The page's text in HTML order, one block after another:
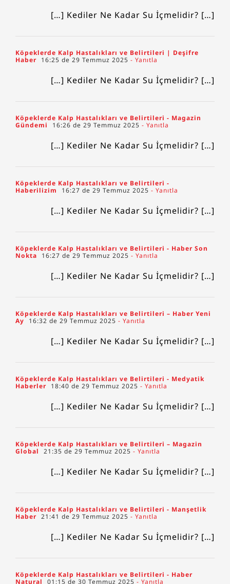
[…] Kediler Ne Kadar Su İçmelidir? […]
Köpeklerde Kalp Hastalıkları ve Belirtileri | Deşifre
Haber 16:25 de 29 Temmuz 2025 - Yanıtla
[…] Kediler Ne Kadar Su İçmelidir? […]
Köpeklerde Kalp Hastalıkları ve Belirtileri - Magazin
Gündemi
16:26 de 29 Temmuz 2025 - Yanıtla
[…] Kediler Ne Kadar Su İçmelidir? […]
Köpeklerde Kalp Hastalıkları ve Belirtileri -
Haberilizim
16:27 de 29 Temmuz 2025 - Yanıtla
[…] Kediler Ne Kadar Su İçmelidir? […]
Köpeklerde Kalp Hastalıkları ve Belirtileri - Haber Son
Nokta
16:27 de 29 Temmuz 2025 - Yanıtla
[…] Kediler Ne Kadar Su İçmelidir? […]
Köpeklerde Kalp Hastalıkları ve Belirtileri – Haber Yeni
Ay
16:32 de 29 Temmuz 2025 - Yanıtla
[…] Kediler Ne Kadar Su İçmelidir? […]
Köpeklerde Kalp Hastalıkları ve Belirtileri - Medyatik
Haberler 18:40 de 29 Temmuz 2025 - Yanıtla
[…] Kediler Ne Kadar Su İçmelidir? […]
Köpeklerde Kalp Hastalıkları ve Belirtileri – Magazin
Global
21:35 de 29 Temmuz 2025 - Yanıtla
[…] Kediler Ne Kadar Su İçmelidir? […]
Köpeklerde Kalp Hastalıkları ve Belirtileri - Manşetlik
Haber 21:41 de 29 Temmuz 2025 - Yanıtla
[…] Kediler Ne Kadar Su İçmelidir? […]
Köpeklerde Kalp Hastalıkları ve Belirtileri - Haber
Natural
01:15 de 30 Temmuz 2025 - Yanıtla